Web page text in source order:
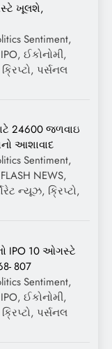
ખૂલશે,
Sentiment,
ઈકોનોમી,
પર્સનલ
24600 જળવાઇ
આશાવાદ
Sentiment,
NEWS,
ન્યૂઝ, ક્રિપ્ટો,
IPO 10 ઓગસ્ટે
807
Sentiment,
ઈકોનોમી,
પર્સનલ